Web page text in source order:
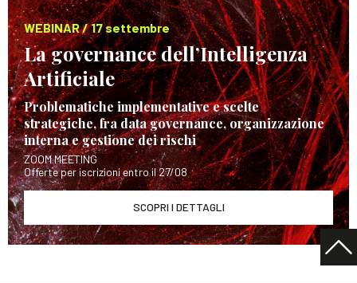
WEBINAR / 17 settembre
La governance dell’Intelligenza
Artificiale
Problematiche implementative e scelte
strategiche, fra data governance, organizzazione
interna e gestione dei rischi
ZOOM MEETING
Offerte per iscrizioni entro il 27/08
SCOPRI I DETTAGLI